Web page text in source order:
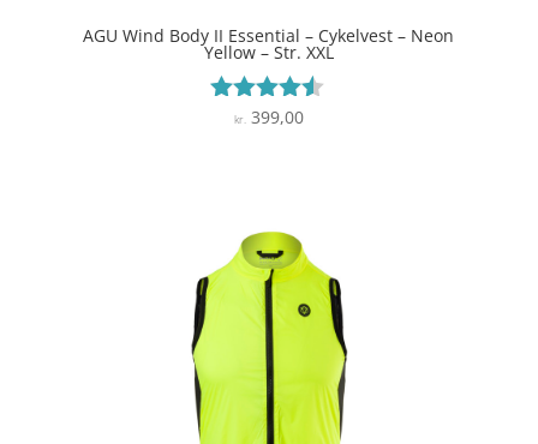
AGU Wind Body II Essential – Cykelvest – Neon
Yellow – Str. XXL
Vurderet
kr. 399,00